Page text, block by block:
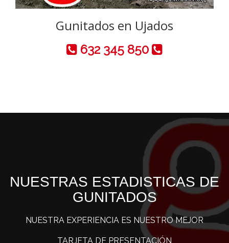
Gunitados en Ujados
632 345 850
NUESTRAS ESTADISTICAS DE
GUNITADOS
NUESTRA EXPERIENCIA ES NUESTRO MEJOR
TARJETA DE PRESENTACIÓN